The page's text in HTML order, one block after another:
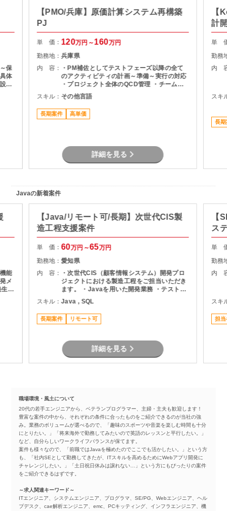
保
体
【PMO/兵庫】原価計算システム再構築
PJ
単 価： 120万円～160万円
勤務地：兵庫県
内 容：
・PM補佐としてテストフェーズ以降の全て
のアクティビティの計画～準備～実行の対応
・プロジェクト全体のQCD管理 ・チーム横
断課題の解決を率先して推進 ・クライアント
含めた各種ステークホルダーとの調整や交渉
を自立自走で対応
スキル： その他言語
長期案件 高単価
詳細を見る
【
計
単
勤務
内
スキ
長期
Javaの新着案件
能
メ
【Java/リモート可/長期】次世代CIS製
造工程支援案件
単 価：60万円～65万円
勤務地：愛知県
内 容：
・次世代CIS（顧客情報システム）開発プロ
ジェクトにおける製造工程をご担当いただき
ます。 ・Javaを用いた開発業務 ・テスト実
施（Junit） ・Oracle環境での開発 ・結合工
程を中心とした開発支援
スキル：Java , SQL
長期案件 リモート可
詳細を見る
【
ス
単
勤務
内
スキ
担当
職場環境・風土について
20代の若手エンジニアから、ベテランプログラマー、主婦・主夫も歓迎します！
豊富な案件の中から、それぞれの条件に合ったものをご紹介できるのが当社の強
み。業務のボリュームが選べるので、「趣味のスポーツや音楽を楽しむ時間も十分
にとりたい。」「将来海外で勤務してみたいので英語のレッスンと平行したい。」
など、自分らしいワークライフバランスが保てます。
案件も様々なので、「前職ではJavaを極めたのでここでも活かしたい。」という方
も、「社内SEとして勤務してきたが、ITスキルを高めるためにWebアプリ開発に
チャレンジしたい。」「土日祝日休みは譲れない…」という方にもぴったりの案件
をご紹介できるはずです。
～求人関連キーワード～
ITエンジニア、システムエンジニア、プログラマ、SE/PG、Webエンジニア、ヘル
プデスク、cae解析エンジニア、emc、PCキッティング、インフラエンジニア、機